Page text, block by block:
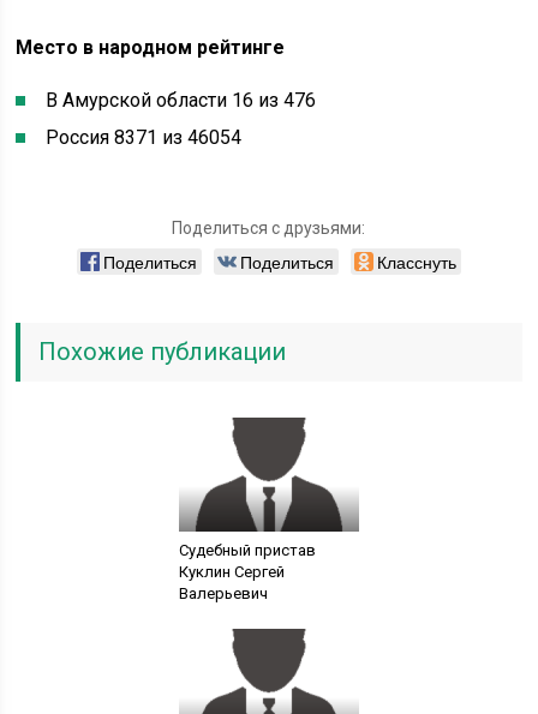
Место в народном рейтинге
В Амурской области 16 из 476
Россия 8371 из 46054
Поделиться с друзьями:
Поделиться Поделиться Класснуть
Похожие публикации
Судебный пристав
Куклин Сергей
Валерьевич